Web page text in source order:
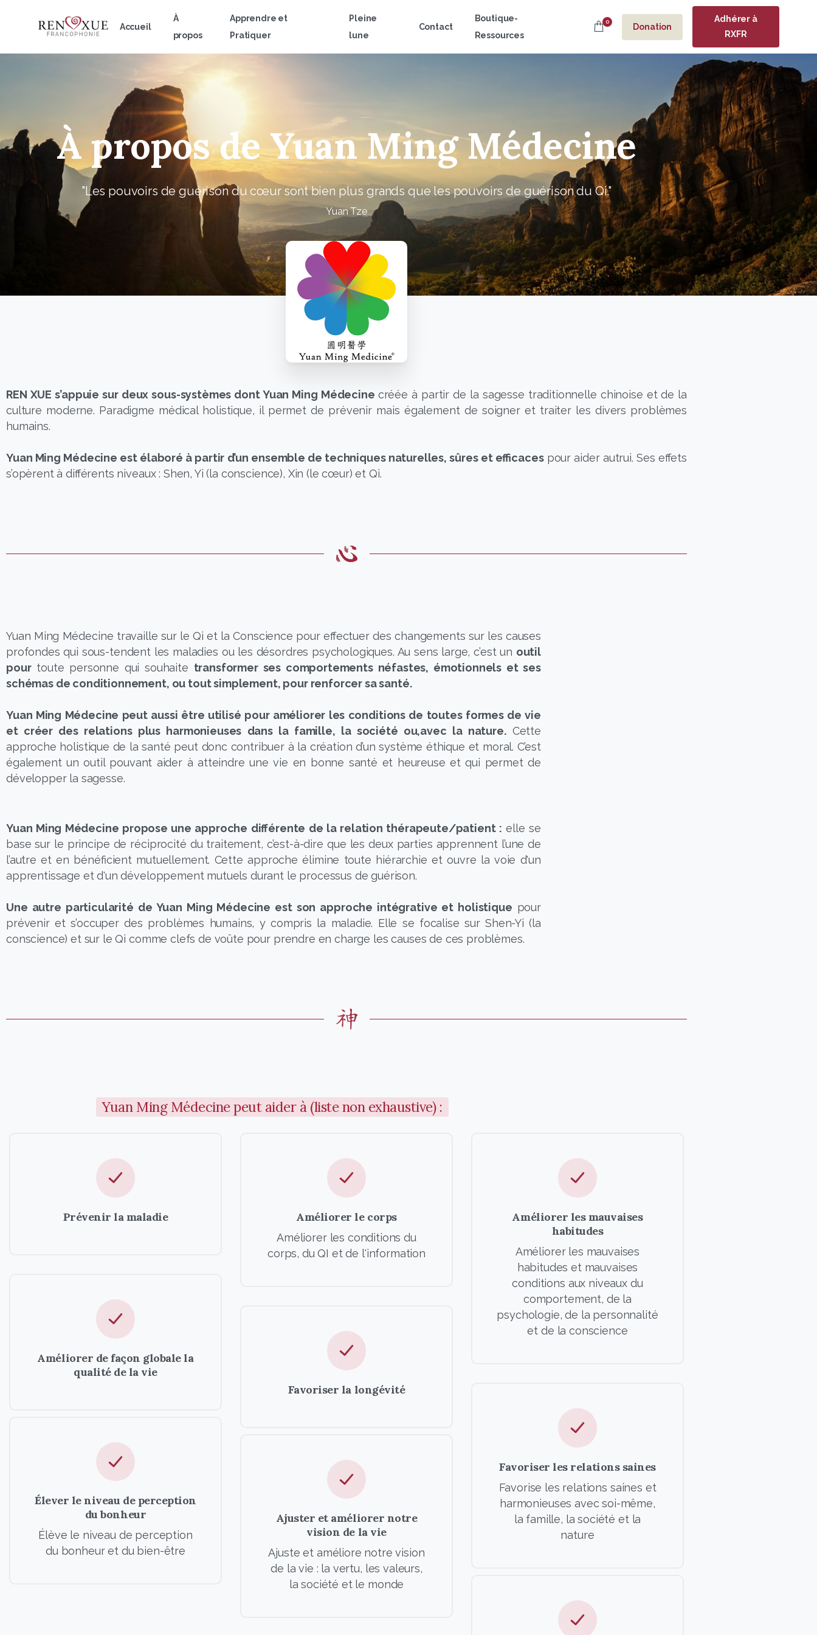
Accueil
À
propos
Apprendre et
Pratiquer
Pleine
lune
Contact
Boutique-
Ressources
0 Donation
Adhérer à
RXFR
À propos de Yuan Ming Médecine
"Les pouvoirs de guérison du cœur sont bien plus grands que les pouvoirs de guérison du Qi."
Yuan Tze
REN XUE s’appuie sur deux sous-systèmes dont Yuan Ming Médecine créée à partir de la sagesse traditionnelle chinoise et de la
culture moderne. Paradigme médical holistique, il permet de prévenir mais également de soigner et traiter les divers problèmes
humains.
Yuan Ming Médecine est élaboré à partir d’un ensemble de techniques naturelles, sûres et efficacespour aider autrui. Ses effets
s’opèrent à différents niveaux : Shen, Yi (la conscience), Xin (le cœur) et Qi.
Yuan Ming Médecine travaille sur le Qi et la Conscience pour effectuer des changements sur les causes
profondes qui sous-tendent les maladies ou les désordres psychologiques. Au sens large, c’est un outil
pourtoute personne qui souhaite transformer ses comportements néfastes, émotionnels et ses
schémas de conditionnement, ou tout simplement, pour renforcer sa santé.
Yuan Ming Médecine peut aussi être utilisé pour améliorer les conditions de toutes formes de vie
et créer des relations plus harmonieuses dans la famille, la société ou,avec la nature.Cette
approche holistique de la santé peut donc contribuer à la création d’un système éthique et moral. C’est
également un outil pouvant aider à atteindre une vie en bonne santé et heureuse et qui permet de
développer la sagesse.
Yuan Ming Médecine propose une approche différente de la relation thérapeute/patient : elle se
base sur le principe de réciprocité du traitement, c’est-à-dire que les deux parties apprennent l’une de
l’autre et en bénéficient mutuellement. Cette approche élimine toute hiérarchie et ouvre la voie d'un
apprentissage et d'un développement mutuels durant le processus de guérison.
Une autre particularité de Yuan Ming Médecine est son approche intégrative et holistique pour
prévenir et s’occuper des problèmes humains, y compris la maladie. Elle se focalise sur Shen-Yi (la
conscience) et sur le Qi comme clefs de voûte pour prendre en charge les causes de ces problèmes.
Yuan Ming Médecine peut aider à (liste non exhaustive) :
Prévenir la maladie
Améliorer de façon globale la
qualité de la vie
Élever le niveau de perception
du bonheur
Élève le niveau de perception
du bonheur et du bien-être
Améliorer le corps
Améliorer les conditions du
corps, du QI et de l'information
Favoriser la longévité
Ajuster et améliorer notre
vision de la vie
Ajuste et améliore notre vision
de la vie : la vertu, les valeurs,
la société et le monde
Améliorer les mauvaises
habitudes
Améliorer les mauvaises
habitudes et mauvaises
conditions aux niveaux du
comportement, de la
psychologie, de la personnalité
et de la conscience
Favoriser les relations saines
Favorise les relations saines et
harmonieuses avec soi-même,
la famille, la société et la
nature